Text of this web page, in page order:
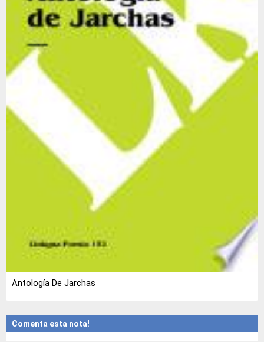
Antología De Jarchas
Comenta esta nota!